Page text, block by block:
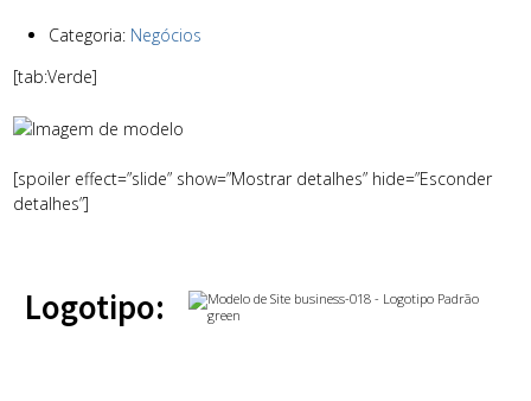
Categoria: Negócios
[tab:Verde]
[spoiler effect=”slide” show=”Mostrar detalhes” hide=”Esconder
detalhes”]
Logotipo: